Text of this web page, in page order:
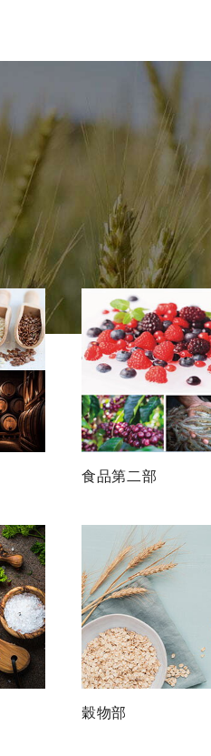
食品第二部
穀物部